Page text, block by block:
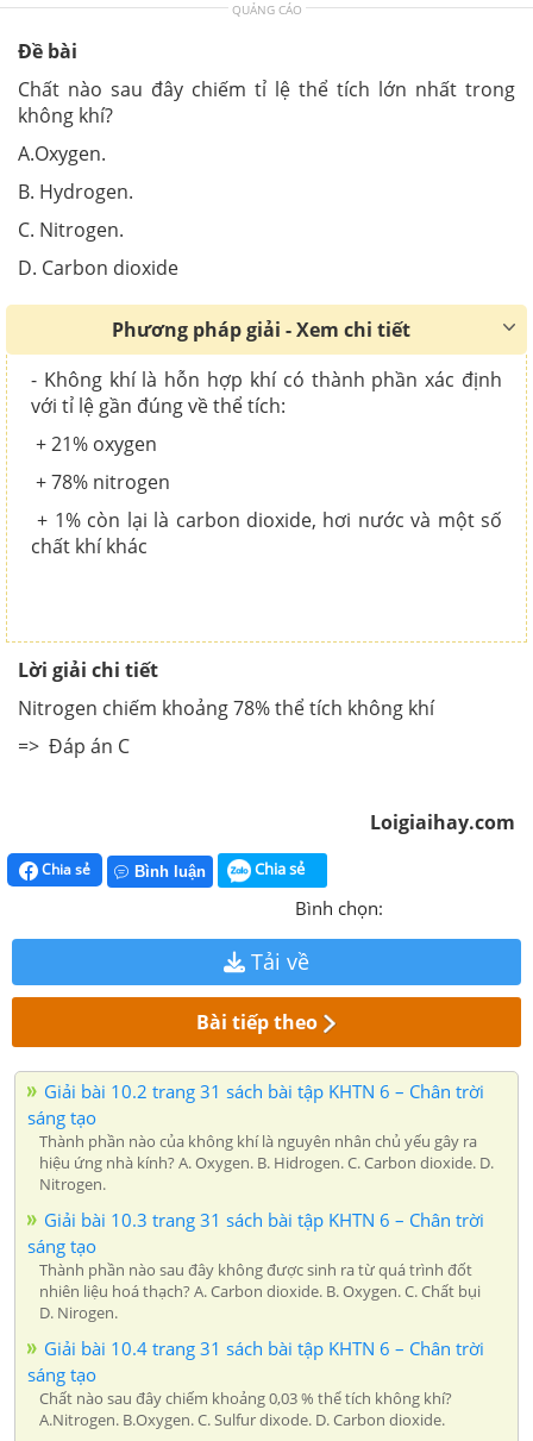
QUẢNG CÁO
Đề bài
Chất nào sau đây chiếm tỉ lệ thể tích lớn nhất trong
không khí?
A.Oxygen.
B. Hydrogen.
C. Nitrogen.
D. Carbon dioxide
Phương pháp giải - Xem chi tiết
- Không khí là hỗn hợp khí có thành phần xác định
với tỉ lệ gần đúng về thể tích:
+ 21% oxygen
+ 78% nitrogen
+ 1% còn lại là carbon dioxide, hơi nước và một số
chất khí khác
Lời giải chi tiết
Nitrogen chiếm khoảng 78% thể tích không khí
=> Đáp án C
Loigiaihay.com
Chia sẻ Bình luận Chia sẻ
Bình chọn:
Tải về
Bài tiếp theo
Giải bài 10.2 trang 31 sách bài tập KHTN 6 – Chân trời
sáng tạo
Thành phần nào của không khí là nguyên nhân chủ yếu gây ra
hiệu ứng nhà kính? A. Oxygen. B. Hidrogen. C. Carbon dioxide. D.
Nitrogen.
Giải bài 10.3 trang 31 sách bài tập KHTN 6 – Chân trời
sáng tạo
Thành phần nào sau đây không được sinh ra từ quá trình đốt
nhiên liệu hoá thạch? A. Carbon dioxide. B. Oxygen. C. Chất bụi
D. Nirogen.
Giải bài 10.4 trang 31 sách bài tập KHTN 6 – Chân trời
sáng tạo
Chất nào sau đây chiếm khoảng 0,03 % thể tích không khí?
A.Nitrogen. B.Oxygen. C. Sulfur dixode. D. Carbon dioxide.